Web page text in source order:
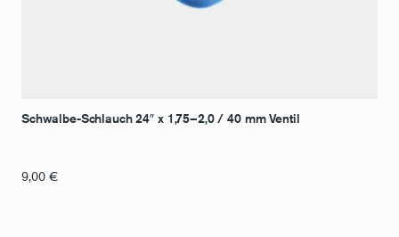
Schwalbe-Schlauch 24″ x 1,75–2,0 / 40 mm Ventil
9,00 €